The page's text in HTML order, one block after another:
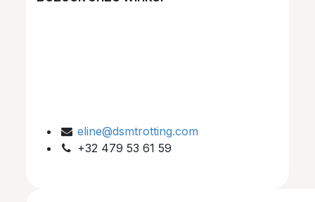
eline@dsmtrotting.com
+32 479 53 61 59